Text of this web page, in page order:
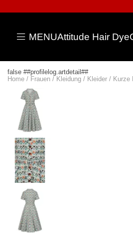
MENUAttitude Hair Dye
false ##profilelog.artdetail##
Home / Frauen / Kleidung / Kleider / Kurze